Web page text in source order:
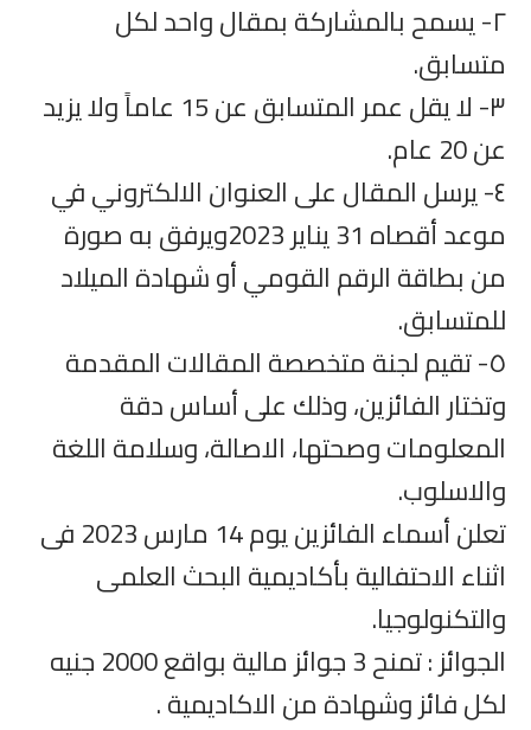
٢- يسمح بالمشاركة بمقال واحد لكل
متسابق.
٣- لا يقل عمر المتسابق عن 15 عاماً ولا يزيد
عن 20 عام.
٤- يرسل المقال على العنوان الالكتروني في
موعد أقصاه 31 يناير 2023ويرفق به صورة
من بطاقة الرقم القومي أو شهادة الميلاد
للمتسابق.
٥- تقيم لجنة متخصصة المقالات المقدمة
وتختار الفائزين، وذلك على أساس دقة
المعلومات وصحتها، الاصالة، وسلامة اللغة
والاسلوب.
تعلن أسماء الفائزين يوم 14 مارس 2023 فى
اثناء الاحتفالية بأكاديمية البحث العلمى
والتكنولوجيا.
الجوائز : تمنح 3 جوائز مالية بواقع 2000 جنيه
لكل فائز وشهادة من الاكاديمية .